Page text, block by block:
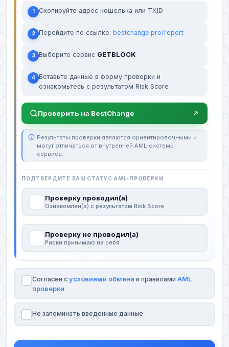
1 Скопируйте адрес кошелька или TXID
2 Перейдите по ссылке: bestchange.pro/report
3 Выберите сервис GETBLOCK
4 Вставьте данные в форму проверки и
ознакомьтесь с результатом Risk Score
Проверить на BestChange
Результаты проверки являются ориентировочными и
могут отличаться от внутренней AML-системы
сервиса.
ПОДТВЕРДИТЕ ВАШ СТАТУС AML-ПРОВЕРКИ
Проверку проводил(а)
Ознакомлен(а) с результатом Risk Score
Проверку не проводил(а)
Риски принимаю на себя
Согласен с условиями обмена и правилами AML
проверки
Не запоминать введенные данные